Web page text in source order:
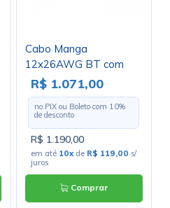
Cabo Manga
12x26AWG BT com
Blindagem - Rolo com
100 Metros
R$ 1.071,00
no PIX ou Boleto com 10%
de desconto
R$ 1.190,00
em até 10x de R$ 119,00 s/
juros
Comprar